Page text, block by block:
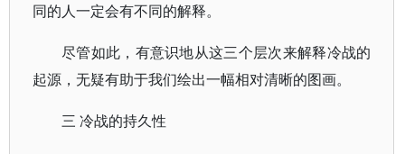
同的人一定会有不同的解释。
尽管如此，有意识地从这三个层次来解释冷战的
起源，无疑有助于我们绘出一幅相对清晰的图画。
三 冷战的持久性